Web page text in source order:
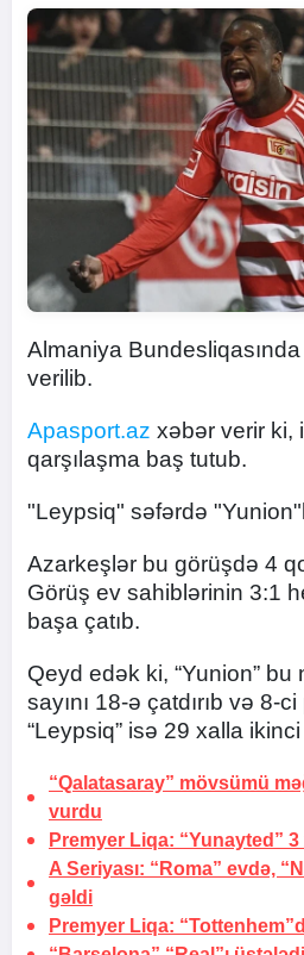
Almaniya
verilib.
Apasport.az xəbər verir ki,
qarşılaşma baş tutub.
"Leypsiq" səfərdə
Azarkeşlər bu görüşdə 4
Görüş ev sahiblərinin 3:1
başa çatıb.
Qeyd edək ki, “Yunion” bu
sayını 18-ə çatdırıb və 8-
“Leypsiq” isə 29 xalla
“Qalatasaray” mövsümü
vurdu
Premyer Liqa: “Yunayted” 3
A Seriyası: “Roma” evdə,
gəldi
Premyer Liqa: